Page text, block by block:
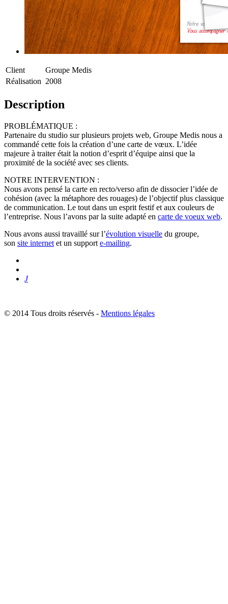
Client
Groupe Medis
Réalisation 2008
Description
PROBLÉMATIQUE :
Partenaire du studio sur plusieurs projets web, Groupe Medis nous a
commandé cette fois la création d’une carte de vœux. L’idée
majeure à traiter était la notion d’esprit d’équipe ainsi que la
proximité de la société avec ses clients.
NOTRE INTERVENTION :
Nous avons pensé la carte en recto/verso afin de dissocier l’idée de
cohésion (avec la métaphore des rouages) de l’objectif plus classique
de communication. Le tout dans un esprit festif et aux couleurs de
l’entreprise. Nous l’avons par la suite adapté en carte de voeux web.
Nous avons aussi travaillé sur l’évolution visuelle du groupe,
son site internet et un support e-mailing.
J
© 2014 Tous droits réservés - Mentions légales